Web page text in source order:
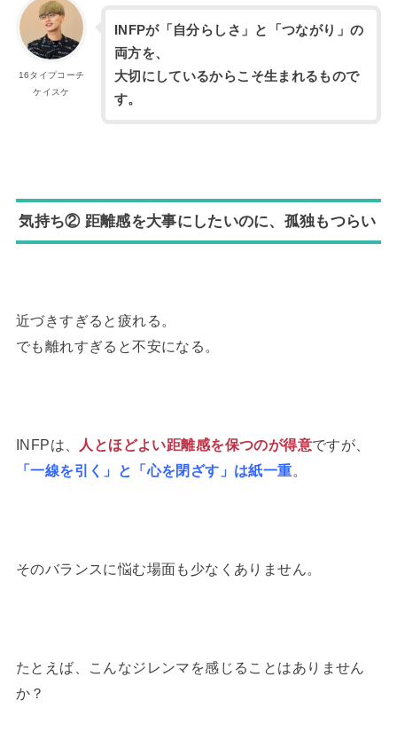
16タイプコーチ
ケイスケ
INFPが「自分らしさ」と「つながり」の
両方を、
大切にしているからこそ生まれるもので
す。
気持ち② 距離感を大事にしたいのに、孤独もつらい
近づきすぎると疲れる。
でも離れすぎると不安になる。
INFPは、 人とほどよい距離感を保つのが得意ですが、
「一線を引く」と「心を閉ざす」は紙一重。
そのバランスに悩む場面も少なくありません。
たとえば、こんなジレンマを感じることはありません
か？